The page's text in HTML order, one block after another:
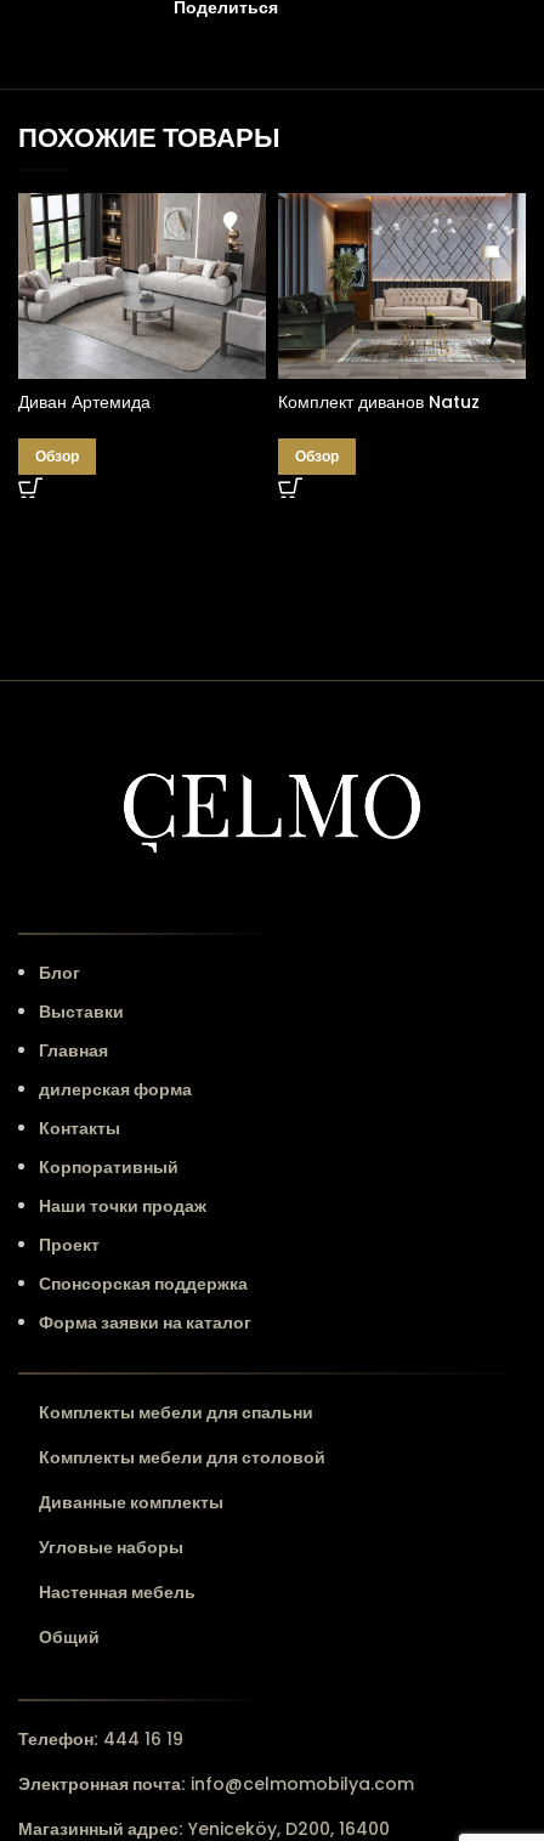
Поделиться
ПОХОЖИЕ ТОВАРЫ
Диван Артемида
Обзор
Комплект диванов Natuz
Обзор
Блог
Выставки
Главная
дилерская форма
Контакты
Корпоративный
Наши точки продаж
Проект
Спонсорская поддержка
Форма заявки на каталог
Комплекты мебели для спальни
Комплекты мебели для столовой
Диванные комплекты
Угловые наборы
Настенная мебель
Общий
Телефон: 444 16 19
Электронная почта: info@celmomobilya.com
Магазинный адрес: Yeniceköy, D200, 16400